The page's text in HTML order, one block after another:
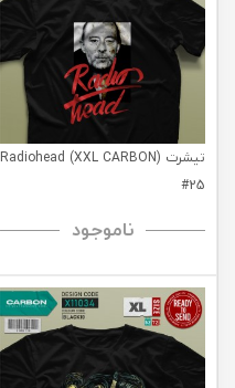
تیشرت (XXL CARBON) Radiohead
#25
ناموجود